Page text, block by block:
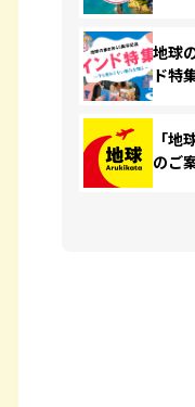
地球
ド特
「
のご